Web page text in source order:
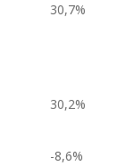
30,7%
30,2%
-8,6%